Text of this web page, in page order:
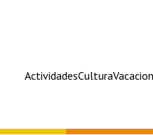
ActividadesCultura